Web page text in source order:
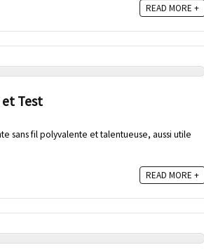
READ MORE +
Test
sans fil polyvalente et talentueuse, aussi utile
READ MORE +